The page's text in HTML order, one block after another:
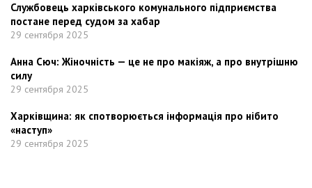
Службовець харківського комунального підприємства
постане перед судом за хабар
29 сентября 2025
Анна Сюч: Жіночність — це не про макіяж, а про внутрішню
силу
29 сентября 2025
Харківщина: як спотворюється інформація про нібито
«наступ»
29 сентября 2025